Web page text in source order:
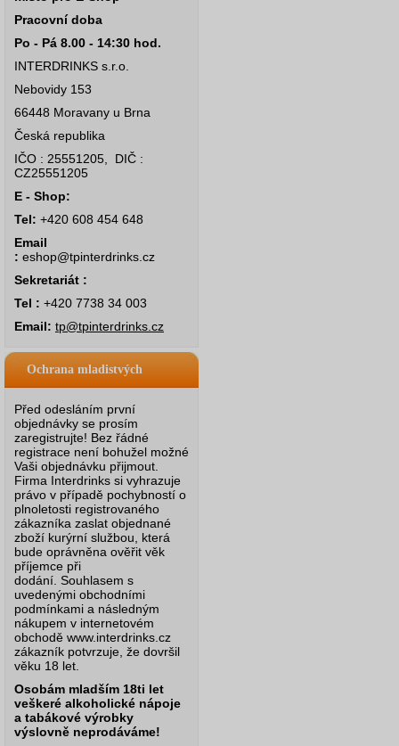
Pracovní doba
Po - Pá 8.00 - 14:30 hod.
INTERDRINKS s.r.o.
Nebovidy 153
66448 Moravany u Brna
Česká republika
IČO : 25551205, DIČ :
CZ25551205
E - Shop:
Tel: +420 608 454 648
Email
: eshop@tpinterdrinks.cz
Sekretariát :
Tel : +420 7738 34 003
Email: tp@tpinterdrinks.cz
Ochrana mladistvých
Před odesláním první
objednávky se prosím
zaregistrujte! Bez řádné
registrace není bohužel možné
Vaši objednávku přijmout.
Firma Interdrinks si vyhrazuje
právo v případě pochybností o
plnoletosti registrovaného
zákazníka zaslat objednané
zboží kurýrní službou, která
bude oprávněna ověřit věk
příjemce při
dodání. Souhlasem s
uvedenými obchodními
podmínkami a následným
nákupem v internetovém
obchodě www.interdrinks.cz
zákazník potvrzuje, že dovršil
věku 18 let.
Osobám mladším 18ti let
veškeré alkoholické nápoje
a tabákové výrobky
výslovně neprodáváme!